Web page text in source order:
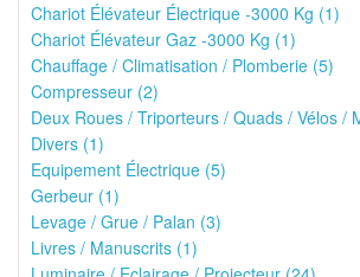
Chariot Élévateur Électrique -3000 Kg (1)
Chariot Élévateur Gaz -3000 Kg (1)
Chauffage / Climatisation / Plomberie (5)
Compresseur (2)
Deux Roues / Triporteurs / Quads / Vélos /
Divers (1)
Equipement Électrique (5)
Gerbeur (1)
Levage / Grue / Palan (3)
Livres / Manuscrits (1)